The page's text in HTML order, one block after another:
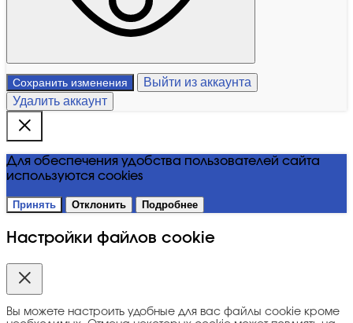
Сохранить изменения
Выйти из аккаунта
Удалить аккаунт
Для обеспечения удобства пользователей сайта
используются cookies
Принять Отклонить Подробнее
Настройки файлов cookie
Вы можете настроить удобные для вас файлы cookie кроме